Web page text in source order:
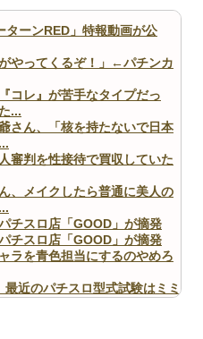
ターンRED」特報動画が公
やってくるぞ！」←パチンカ
コレ』が苦手なタイプだっ
...
さん、「核を持たないで日本
審判を性接待で買収していた
、メイクしたら普通に美人の
チスロ店「GOOD」が摘発
チスロ店「GOOD」が摘発
ラを青色担当にするのやめろ
最近のパチスロ型式試験はミミ